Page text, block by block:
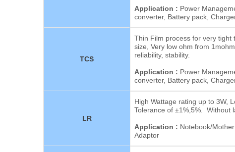
Application : Power
converter, Battery pack,
TCS
Thin Film process for very
size, Very low ohm from
reliability, stability.
Application : Power
converter, Battery pack,
LR
High Wattage rating up to 3W,
Tolerance of ±1%,5%. Without
Application : Notebook/
Adaptor